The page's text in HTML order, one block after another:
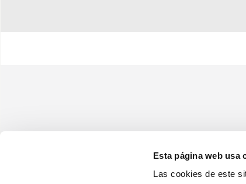
Esta página web usa
Las cookies de este
Olimpia Splendid Iberica, SL